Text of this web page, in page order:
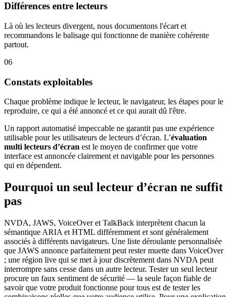
Différences entre lecteurs
Là où les lecteurs divergent, nous documentons l'écart et
recommandons le balisage qui fonctionne de manière cohérente
partout.
06
Constats exploitables
Chaque problème indique le lecteur, le navigateur, les étapes pour le
reproduire, ce qui a été annoncé et ce qui aurait dû l'être.
Un rapport automatisé impeccable ne garantit pas une expérience
utilisable pour les utilisateurs de lecteurs d’écran. L’évaluation
multi lecteurs d’écran est le moyen de confirmer que votre
interface est annoncée clairement et navigable pour les personnes
qui en dépendent.
Pourquoi un seul lecteur d’écran ne suffit
pas
NVDA, JAWS, VoiceOver et TalkBack interprètent chacun la
sémantique ARIA et HTML différemment et sont généralement
associés à différents navigateurs. Une liste déroulante personnalisée
que JAWS annonce parfaitement peut rester muette dans VoiceOver
; une région live qui se met à jour discrètement dans NVDA peut
interrompre sans cesse dans un autre lecteur. Tester un seul lecteur
procure un faux sentiment de sécurité — la seule façon fiable de
savoir que votre produit fonctionne pour tous est de tester les